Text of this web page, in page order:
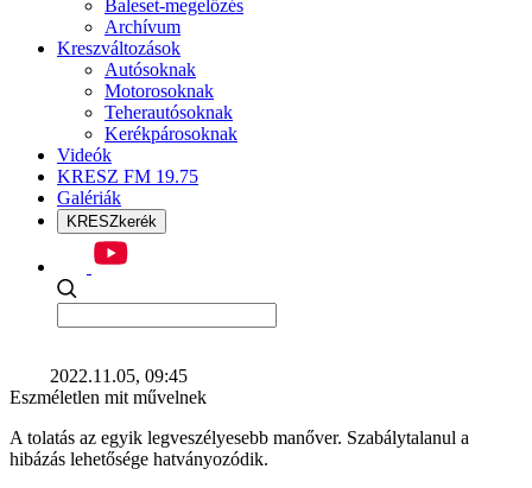
Baleset-megelőzés
Archívum
Kreszváltozások
Autósoknak
Motorosoknak
Teherautósoknak
Kerékpárosoknak
Videók
KRESZ FM 19.75
Galériák
KRESZkerék
2022.11.05, 09:45
Eszméletlen mit művelnek
A tolatás az egyik legveszélyesebb manőver. Szabálytalanul a
hibázás lehetősége hatványozódik.